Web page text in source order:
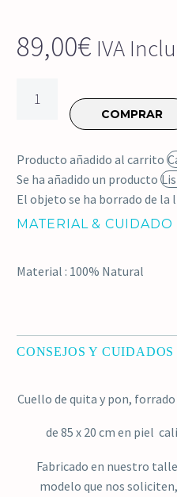
89,00€ IVA
FINRACCON
20x85
cm
cantidad
COMPRAR
Producto añadido al carrito
Se ha añadido un producto
El objeto se ha borrado de la
MATERIAL & CUIDADO
Material : 100% Natural
CONSEJOS Y CUIDADOS
Cuello de quita y pon,
de 85 x 20 cm en piel
Fabricado en nuestro
modelo que nos